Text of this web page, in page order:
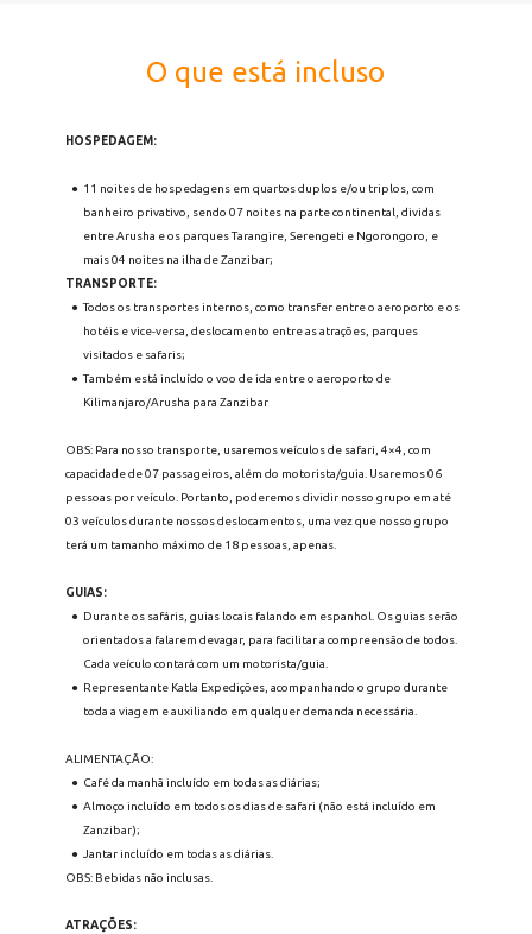
O que está incluso
HOSPEDAGEM:
11 noites de hospedagens em quartos duplos e/ou triplos, com
banheiro privativo, sendo 07 noites na parte continental, dividas
entre Arusha e os parques Tarangire, Serengeti e Ngorongoro, e
mais 04 noites na ilha de Zanzibar;
TRANSPORTE:
Todos os transportes internos, como transfer entre o aeroporto e os
hotéis e vice-versa, deslocamento entre as atrações, parques
visitados e safaris;
Também está incluído o voo de ida entre o aeroporto de
Kilimanjaro/Arusha para Zanzibar
OBS: Para nosso transporte, usaremos veículos de safari, 4×4, com
capacidade de 07 passageiros, além do motorista/guia. Usaremos 06
pessoas por veículo. Portanto, poderemos dividir nosso grupo em até
03 veículos durante nossos deslocamentos, uma vez que nosso grupo
terá um tamanho máximo de 18 pessoas, apenas.
GUIAS:
Durante os safáris, guias locais falando em espanhol. Os guias serão
orientados a falarem devagar, para facilitar a compreensão de todos.
Cada veículo contará com um motorista/guia.
Representante Katla Expedições, acompanhando o grupo durante
toda a viagem e auxiliando em qualquer demanda necessária.
ALIMENTAÇÃO:
Café da manhã incluído em todas as diárias;
Almoço incluído em todos os dias de safari (não está incluído em
Zanzibar);
Jantar incluído em todas as diárias.
OBS: Bebidas não inclusas.
ATRAÇÕES: